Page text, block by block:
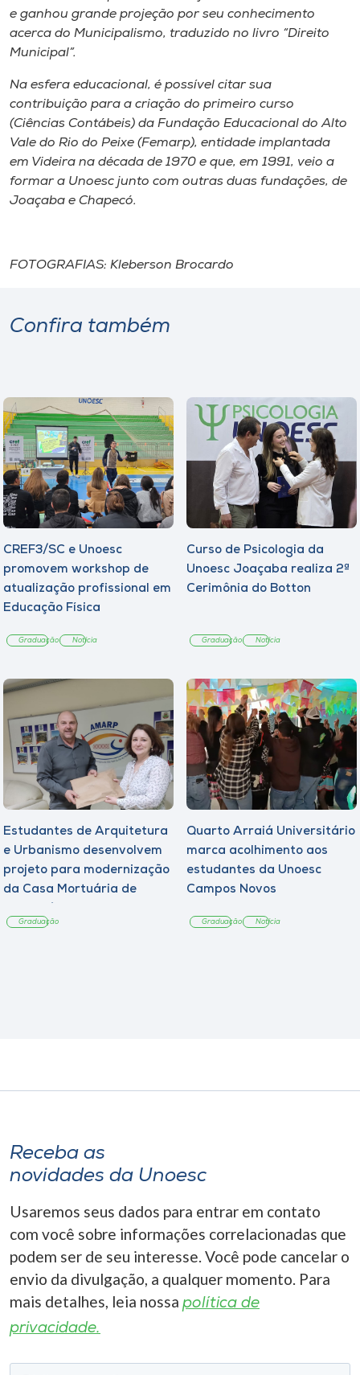
e ganhou grande projeção por seu conhecimento
acerca do Municipalismo, traduzido no livro “Direito
Municipal”.
Na esfera educacional, é possível citar sua
contribuição para a criação do primeiro curso
(Ciências Contábeis) da Fundação Educacional do Alto
Vale do Rio do Peixe (Femarp), entidade implantada
em Videira na década de 1970 e que, em 1991, veio a
formar a Unoesc junto com outras duas fundações, de
Joaçaba e Chapecó.
FOTOGRAFIAS: Kleberson Brocardo
Confira também
CREF3/SC e Unoesc
promovem workshop de
atualização profissional em
Educação Física
Graduação Notícia
Curso de Psicologia da
Unoesc Joaçaba realiza 2ª
Cerimônia do Botton
Graduação Notícia
Estudantes de Arquitetura
e Urbanismo desenvolvem
projeto para modernização
da Casa Mortuária de
Graduação
Quarto Arraiá Universitário
marca acolhimento aos
estudantes da Unoesc
Campos Novos
Graduação Notícia
Receba as
novidades da Unoesc
Usaremos seus dados para entrar em contato
com você sobre informações correlacionadas que
podem ser de seu interesse. Você pode cancelar o
envio da divulgação, a qualquer momento. Para
mais detalhes, leia nossa política de
privacidade.